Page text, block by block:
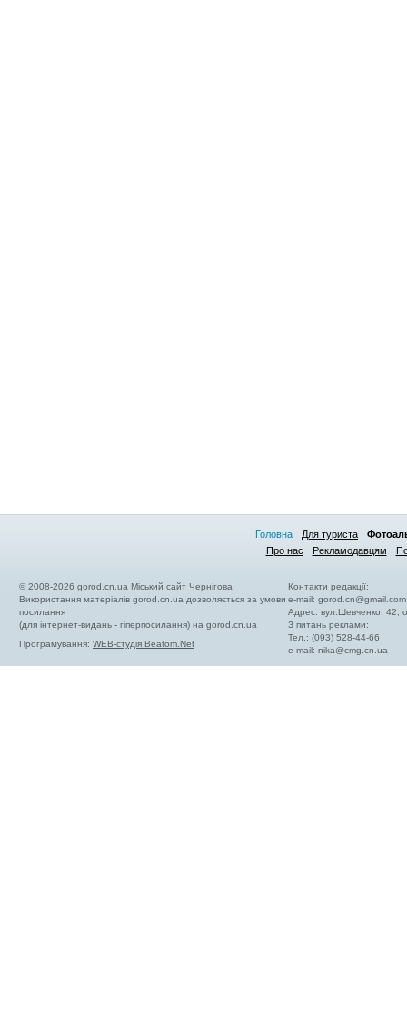
Головна Для туриста
Про нас
Рекламодавцям
© 2008-2026 gorod.cn.ua Міський сайт Чернігова
Використання матеріалів gorod.cn.ua дозволяється за умови
посилання
(для інтернет-видань - гіперпосилання) на gorod.cn.ua
Програмування: WEB-студія Beatom.Net
Контакти редакції:
e-mail:gorod.cn@gmail.com
Адрес: вул.Шевченко, 42,
З питань реклами:
Тел.: (093) 528-44-66
e-mail:nika@cmg.cn.ua